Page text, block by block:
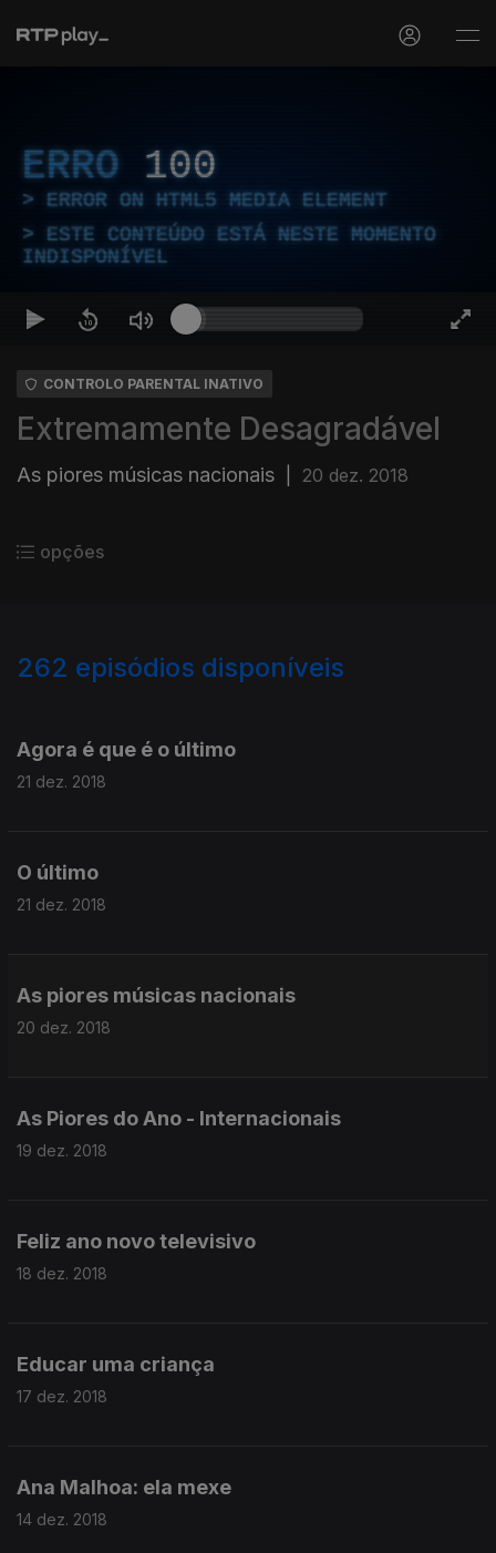
ERRO 100
ERROR ON HTML5 MEDIA ELEMENT
ESTE CONTEÚDO ESTÁ NESTE MOMENTO
INDISPONÍVEL
CONTROLO PARENTAL INATIVO
Extremamente Desagradável
As piores músicas nacionais 20 dez. 2018
opções
262 episódios disponíveis
Agora é que é o último
21 dez. 2018
O último
21 dez. 2018
As piores músicas nacionais
20 dez. 2018
As Piores do Ano - Internacionais
19 dez. 2018
Feliz ano novo televisivo
18 dez. 2018
Educar uma criança
17 dez. 2018
Ana Malhoa: ela mexe
14 dez. 2018